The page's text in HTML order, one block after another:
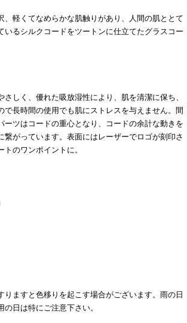
、軽くてなめらかな肌触りがあり、人間の肌ととて
いるシルクコードをツートンに仕立てたグラスコー
さしく、優れた吸放湿性により、肌を清潔に保ち、
で長時間の使用でも肌にストレスを与えません。間
ーツはコードの重心となり、コードの余計な動きを
繋がっています。表面にはレーザーでロゴが刻印さ
のワンポイントに。
りますと色移りを起こす場合がございます。雨の日
日は特にご注意下さい。